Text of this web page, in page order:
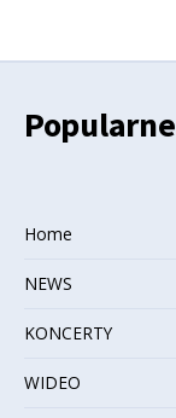
Popularne
Home
NEWS
KONCERTY
WIDEO